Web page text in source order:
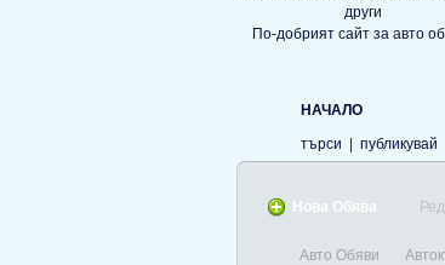
По-добрият сайт за авто
НАЧАЛО
търси
публикувай
Нова Обява
Авто Обяви